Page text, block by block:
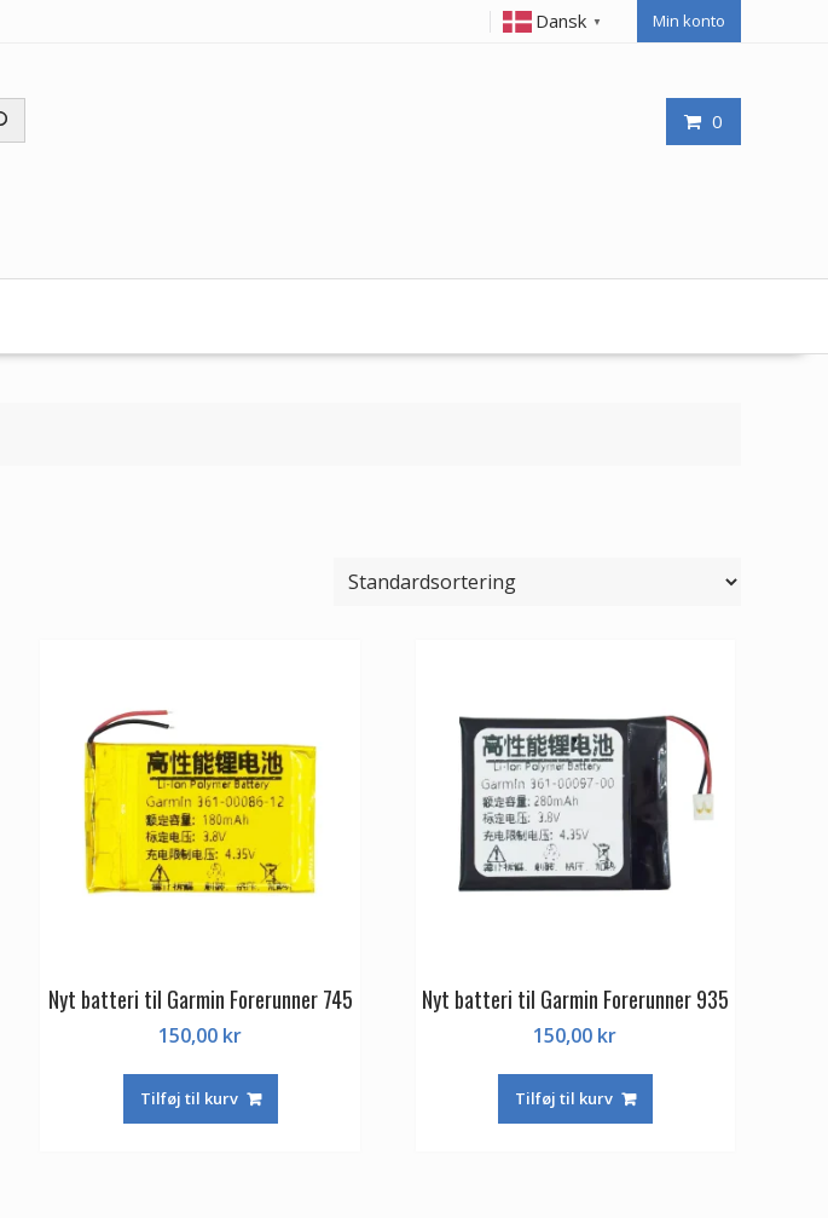
Dansk ▼ Min konto
0
Nyt batteri til Garmin Forerunner 745
150,00 kr
Tilføj til kurv
Nyt batteri til Garmin Forerunner 935
150,00 kr
Tilføj til kurv